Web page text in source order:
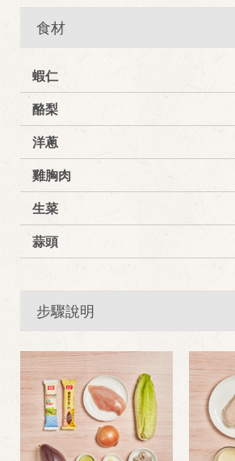
食材
蝦仁
酪梨
洋蔥
雞胸肉
生菜
蒜頭
步驟說明